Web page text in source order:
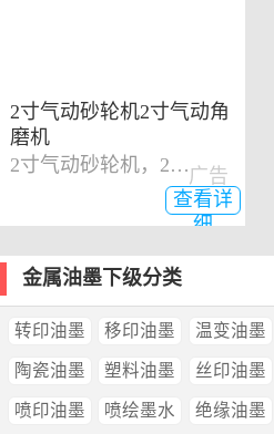
2寸气动砂轮机2寸气动角
磨机
2寸气动砂轮机，2寸气动角磨机
查看详
细
广告
金属油墨下级分类
转印油墨 移印油墨 温变油墨
陶瓷油墨 塑料油墨 丝印油墨
喷印油墨 喷绘墨水 绝缘油墨